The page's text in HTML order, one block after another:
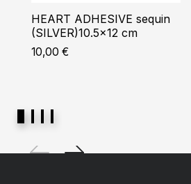
HEART ADHESIVE sequin
(SILVER)10.5×12 cm
10,00 €